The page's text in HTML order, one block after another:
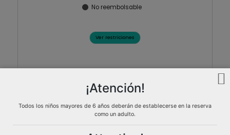
No reembolsable
Ver restriciones
¡Atención!
Todos los niños mayores de 6 años deberán de establecerse en la reserva
como un adulto.